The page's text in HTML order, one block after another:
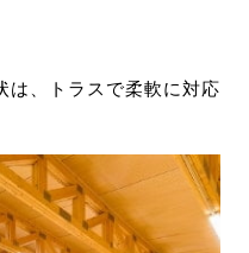
は、トラスで柔軟に対応